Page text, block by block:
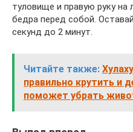
туловище и правую руку на
бедра перед собой.
секунд до 2 минут.
Читайте также:
правильно крутить и
поможет убрать